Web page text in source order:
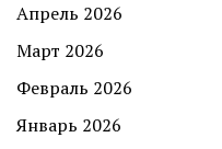
Апрель 2026
Март 2026
Февраль 2026
Январь 2026